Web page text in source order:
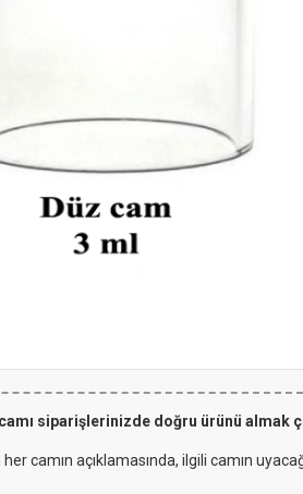
siparişlerinizde doğru ürünü almak
camın açıklamasında, ilgili camın